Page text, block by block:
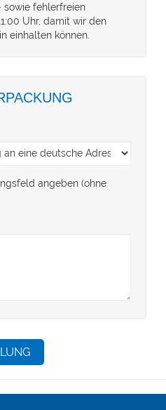
fehlerfreien
Uhr, damit wir den
einhalten können.
angeben (ohne